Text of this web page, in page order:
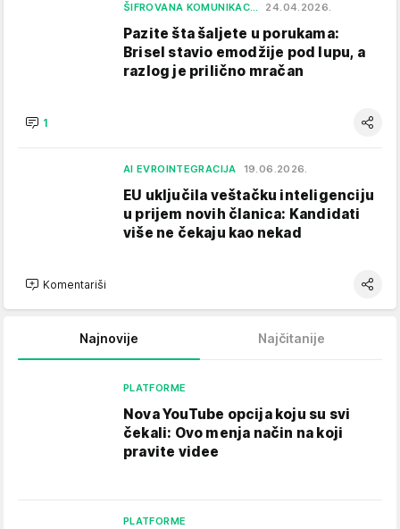
ŠIFROVANA KOMUNIKAC… 24.04.2026.
Pazite šta šaljete u porukama:
Brisel stavio emodžije pod lupu, a
razlog je prilično mračan
1
AI EVROINTEGRACIJA 19.06.2026.
EU uključila veštačku inteligenciju
u prijem novih članica: Kandidati
više ne čekaju kao nekad
Komentariši
Najnovije Najčitanije
PLATFORME
Nova YouTube opcija koju su svi
čekali: Ovo menja način na koji
pravite videe
PLATFORME